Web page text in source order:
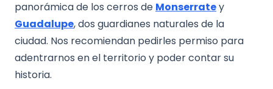
panorámica de los cerros de Monserratey
Guadalupe, dos guardianes naturales de la
ciudad. Nos recomiendan pedirles permiso para
adentrarnos en el territorio y poder contar su
historia.